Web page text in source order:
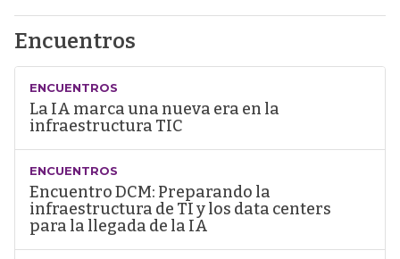
Encuentros
ENCUENTROS
La IA marca una nueva era en la
infraestructura TIC
ENCUENTROS
Encuentro DCM: Preparando la
infraestructura de TI y los data centers
para la llegada de la IA